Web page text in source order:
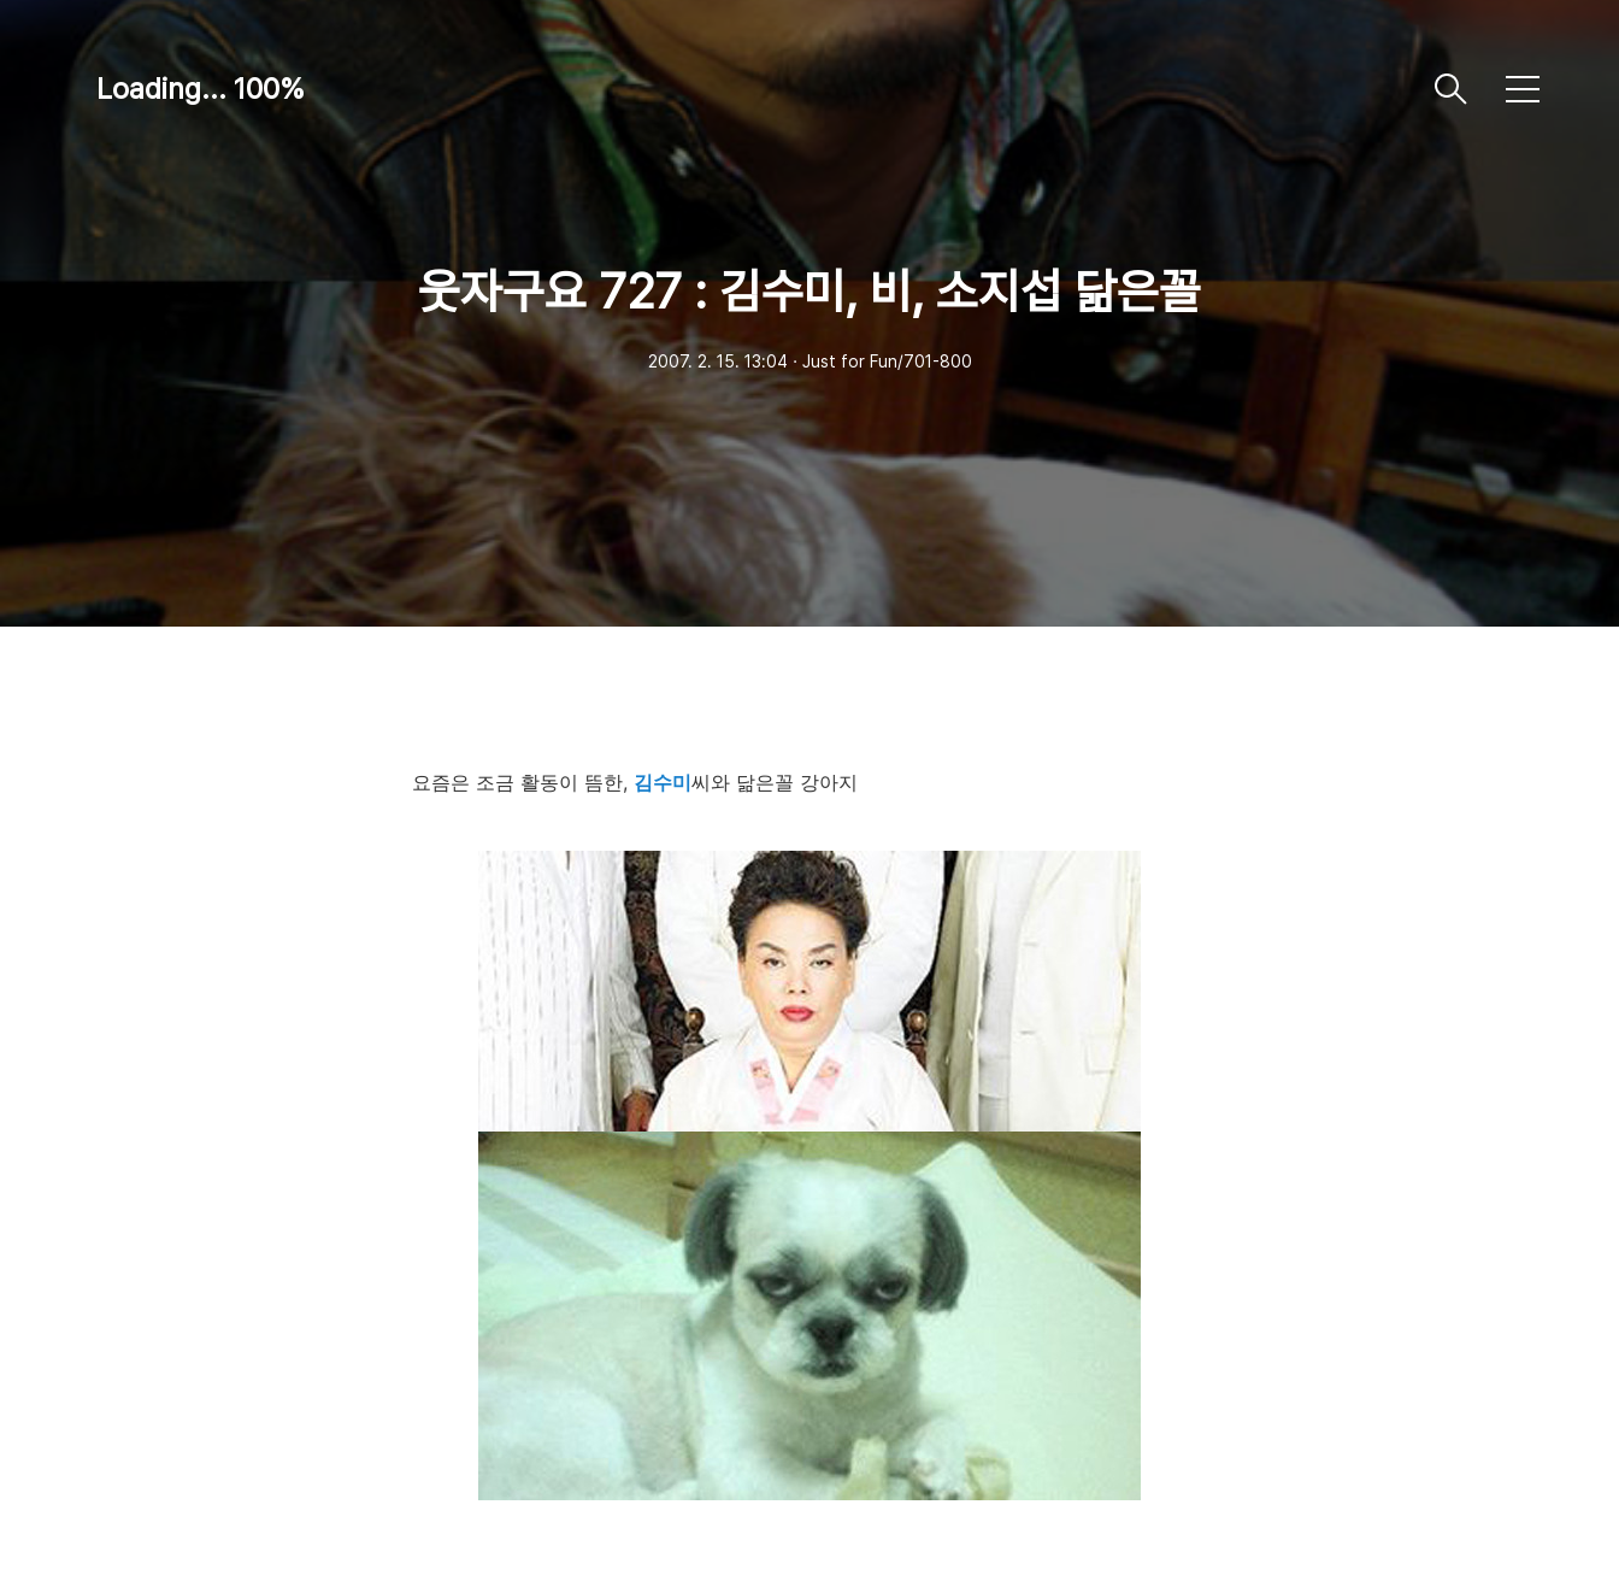
Loading... 100%
메
웃자구요 727 : 김수미, 비, 소지섭 닮은꼴
2007. 2. 15. 13:04 ㆍ Just for Fun/701-800
요즘은 조금 활동이 뜸한, 김수미씨와 닮은꼴 강아지